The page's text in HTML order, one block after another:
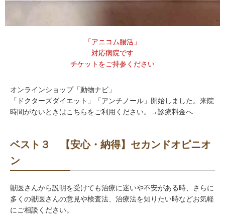
「アニコム腸活」
対応病院です
チケットをご持参ください
オンラインショップ「動物ナビ」
「ドクターズダイエット」「アンチノール」開始しました。来院
時間がないときはこちらをご利用ください。→診療料金へ
ベスト３ 【安心・納得】セカンドオピニオ
ン
獣医さんから説明を受けても治療に迷いや不安がある時、さらに
多くの獣医さんの意見や検査法、治療法を知りたい時などお気軽
にご相談ください。